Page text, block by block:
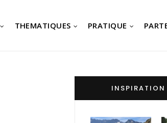
THEMATIQUES PRATIQUE
INSPIRATION